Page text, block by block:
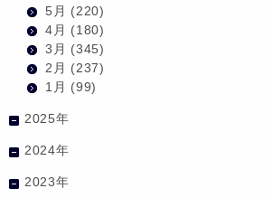
5月 (220)
4月 (180)
3月 (345)
2月 (237)
1月 (99)
2025年
2024年
2023年